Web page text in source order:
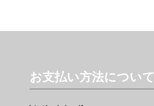
お支払い方法について